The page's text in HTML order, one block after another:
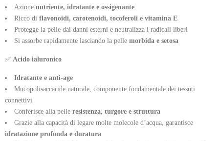
Azione nutriente, idratante e ossigenante
Ricco di flavonoidi, carotenoidi, tocoferoli e vitamina E
Protegge la pelle dai danni esterni e neutralizza i radicali liberi
Si assorbe rapidamente lasciando la pelle morbida e setosa
✅ Acido ialuronico
Idratante e anti-age
Mucopolisaccaride naturale, componente fondamentale dei tessuti
connettivi
Conferisce alla pelle resistenza, turgore e struttura
Grazie alla capacità di legare molte molecole d’acqua, garantisce
idratazione profonda e duratura